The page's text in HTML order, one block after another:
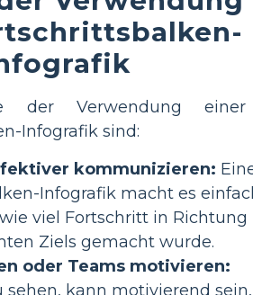
der Verwendung einer
Infografik sind:
kommunizieren:
Infografik macht es
viel Fortschritt in Richtung
Ziels gemacht wurde.
oder Teams motivieren:
sehen, kann motivierend sein,